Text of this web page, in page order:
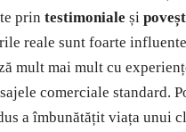
printestimoniale și
reale sunt foarte
mult mai mult cu
comerciale standard.
a îmbunătățit viața unui